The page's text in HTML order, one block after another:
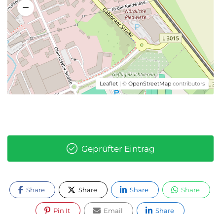
Leaflet | © OpenStreetMap contributors
Geprüfter Eintrag
Share Share Share Share
Pin It Email Share